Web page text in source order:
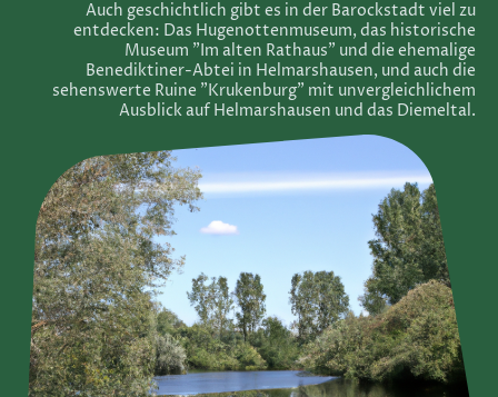
Auch geschichtlich gibt es in der Barockstadt viel zu
entdecken: Das Hugenottenmuseum, das historische
Museum "Im alten Rathaus" und die ehemalige
Benediktiner-Abtei in Helmarshausen, und auch die
sehenswerte Ruine "Krukenburg" mit unvergleichlichem
Ausblick auf Helmarshausen und das Diemeltal.